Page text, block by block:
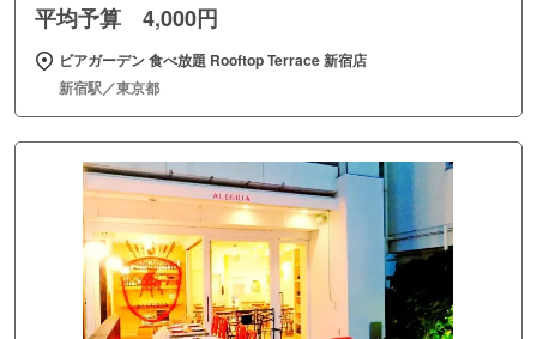
平均予算 4,000円
ビアガーデン 食べ放題 Rooftop Terrace 新宿店
新宿駅／東京都